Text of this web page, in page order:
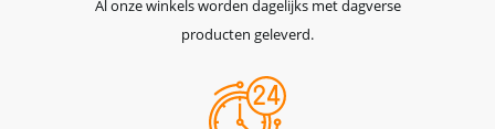
Al onze winkels worden dagelijks met dagverse
producten geleverd.